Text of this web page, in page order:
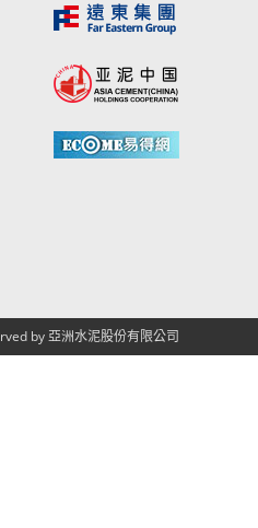
by 亞洲水泥股份有限公司